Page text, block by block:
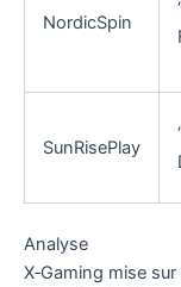
NordicSpin
SunRisePlay
Analyse
X‑Gaming mise